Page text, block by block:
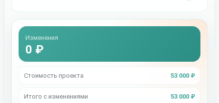
Изменения
0 ₽
Стоимость проекта 53 000 ₽
Итого с изменениями 53 000 ₽